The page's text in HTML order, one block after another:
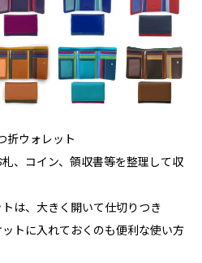
折ウォレット
、コイン、領収書等を整理して収
は、大きく開いて仕切りつき
トに入れておくのも便利な使い方